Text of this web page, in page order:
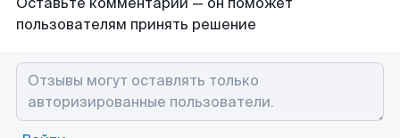
пользователям принять решение